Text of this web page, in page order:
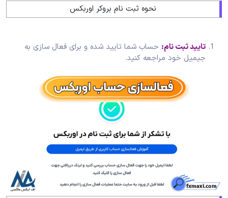
نحوه ثبت نام بروکر اوربکس
تایید ثبت نام: حساب شما تایید شده و برای فعال سازی به
جیمیل خود مراجعه کنید.